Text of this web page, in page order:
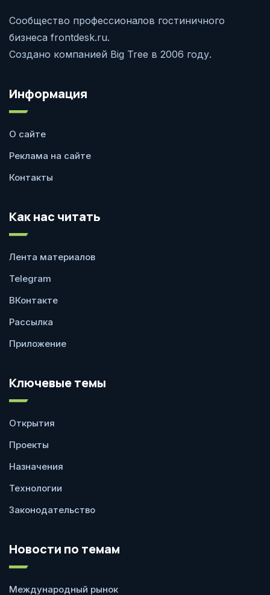
Сообщество профессионалов гостиничного
бизнеса frontdesk.ru.
Создано компанией Big Tree в 2006 году.
Информация
О сайте
Реклама на сайте
Контакты
Как нас читать
Лента материалов
Telegram
ВКонтакте
Рассылка
Приложение
Ключевые темы
Открытия
Проекты
Назначения
Технологии
Законодательство
Новости по темам
Международный рынок